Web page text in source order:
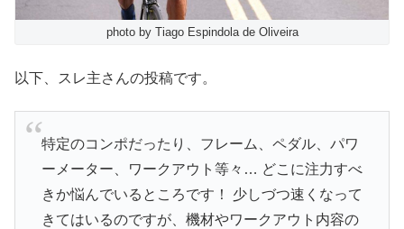
photo by Tiago Espindola de Oliveira
以下、スレ主さんの投稿です。
特定のコンポだったり、フレーム、ペダル、パワ
ーメーター、ワークアウト等々… どこに注力すべ
きか悩んでいるところです！ 少しづつ速くなって
きてはいるのですが、機材やワークアウト内容の